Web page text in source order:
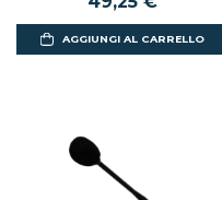
AGGIUNGI AL CARRELLO